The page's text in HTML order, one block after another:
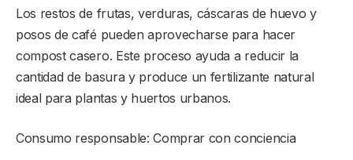
Los restos de frutas, verduras, cáscaras de huevo y
posos de café pueden aprovecharse para hacer
compost casero. Este proceso ayuda a reducir la
cantidad de basura y produce un fertilizante natural
ideal para plantas y huertos urbanos.
Consumo responsable: Comprar con conciencia